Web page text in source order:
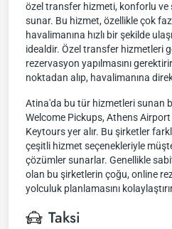
özel transfer hizmeti, konforlu ve
sunar. Bu hizmet, özellikle çok
havalimanına hızlı bir şekilde
idealdir. Özel transfer hizmetleri
rezervasyon yapılmasını
noktadan alıp, havalimanına
Atina'da bu tür hizmetleri sunan
Welcome Pickups, Athens
Keytours yer alır. Bu şirketler
çeşitli hizmet seçenekleriyle
çözümler sunarlar. Genellikle
olan bu şirketlerin çoğu, online
yolculuk planlamasını
Taksi